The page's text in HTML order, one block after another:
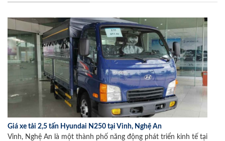
Giá xe tải 2,5 tấn Hyundai N250 tại Vinh, Nghệ An
Vinh, Nghệ An là một thành phố năng động phát triển kinh tế tại